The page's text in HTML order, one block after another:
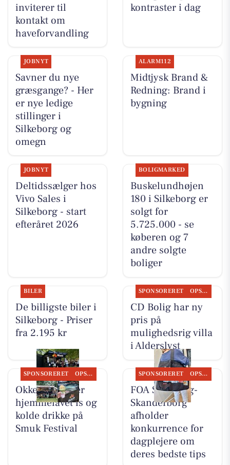
inviterer til
kontakt om
haveforvandling
kontraster i dag
JOBNYT
Savner du nye
græsgange? - Her
er nye ledige
stillinger i
Silkeborg og
omegn
ALARM112
Midtjysk Brand &
Redning: Brand i
bygning
JOBNYT
Deltidssælger hos
Vivo Sales i
Silkeborg - start
efteråret 2026
BOLIGMARKED
Buskelundhøjen
180 i Silkeborg er
solgt for
5.725.000 - se
køberen og 7
andre solgte
boliger
BILER
De billigste biler i
Silkeborg - Priser
fra 2.195 kr
SPONSORERET OPSLAGSTAVLEN
CD Bolig har ny
pris på
mulighedsrig villa
i Alderslyst
SPONSORERET OPSLAGSTAVLEN
Okkels serverer
hjemmelavet is og
kolde drikke på
Smuk Festival
SPONSORERET OPSLAGSTAVLEN
FOA Silkeborg-
Skanderborg
afholder
konkurrence for
dagplejere om
deres bedste tips